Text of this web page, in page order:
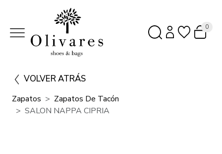
0
VOLVER ATRÁS
Zapatos
Zapatos De Tacón
SALON NAPPA CIPRIA